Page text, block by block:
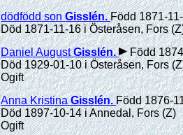
dödfödd son Gisslén.Född 1871-
Död 1871-11-16 i Österåsen, Fors
Daniel August Gisslén.
Född
Död 1929-01-10 i Österåsen, Fors
Ogift
Anna Kristina Gisslén.Född 1876-
Död 1897-10-14 i Annedal, Fors (Z)
Ogift